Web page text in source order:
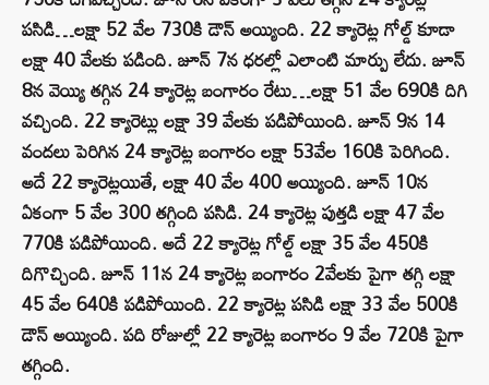
పసిడి…లక్షా 52 వేల 730కి డౌన్‌ అయ్యింది. 22 క్యారెట్ల గోల్డ్ కూడా
లక్షా 40 వేలకు పడింది. జూన్ 7న ధరల్లో ఎలాంటి మార్పు లేదు. జూన్
8న వెయ్యి తగ్గిన 24 క్యారెట్ల బంగారం రేటు…లక్షా 51 వేల 690కి దిగి
వచ్చింది. 22 క్యారెట్లు లక్షా 39 వేలకు పడిపోయింది. జూన్ 9న 14
వందలు పెరిగిన 24 క్యారెట్ల బంగారం లక్షా 53వేల 160కి పెరిగింది.
అదే 22 క్యారెట్లయితే, లక్షా 40 వేల 400 అయ్యింది. జూన్ 10న
ఏకంగా 5 వేల 300 తగ్గింది పసిడి. 24 క్యారెట్ల పుత్తడి లక్షా 47 వేల
770కి పడిపోయింది. అదే 22 క్యారెట్ల గోల్డ్ లక్షా 35 వేల 450కి
దిగొచ్చింది. జూన్ 11న 24 క్యారెట్ల బంగారం 2వేలకు పైగా తగ్గి లక్షా
45 వేల 640కి పడిపోయింది. 22 క్యారెట్ల పసిడి లక్షా 33 వేల 500కి
డౌన్‌ అయ్యింది. పది రోజుల్లో 22 క్యారెట్ల బంగారం 9 వేల 720కి పైగా
తగ్గింది.